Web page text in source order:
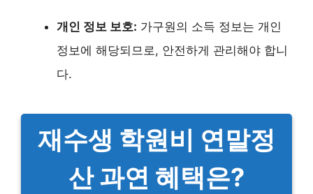
개인 정보 보호: 가구원의 소득 정보는 개인
정보에 해당되므로, 안전하게 관리해야 합니
다.
재수생 학원비 연말정
산 과연 혜택은?